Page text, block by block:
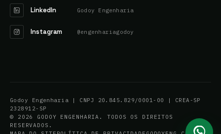
LinkedIn Godoy Engenharia
Instagram @engenhariagodoy
Godoy Engenharia | CNPJ 20.845.829/0001-00 | CREA-SP
2328912-SP
© 2026 GODOY ENGENHARIA. TODOS OS DIREITOS
RESERVADOS.